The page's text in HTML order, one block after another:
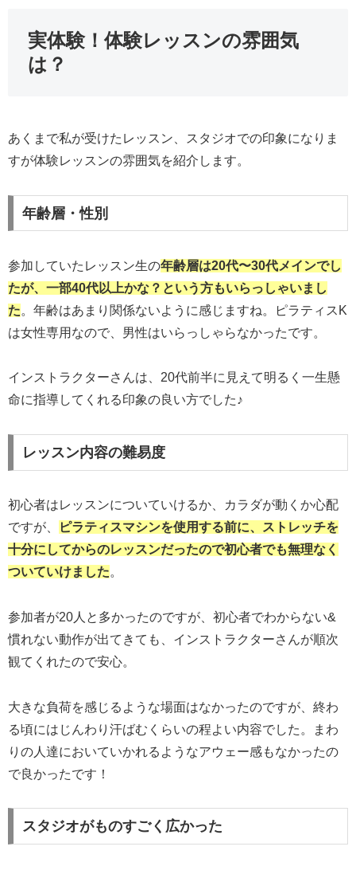
実体験！体験レッスンの雰囲気
は？
あくまで私が受けたレッスン、スタジオでの印象になりま
すが体験レッスンの雰囲気を紹介します。
年齢層・性別
参加していたレッスン生の年齢層は20代〜30代メインでし
たが、一部40代以上かな？という方もいらっしゃいまし
た。年齢はあまり関係ないように感じますね。ピラティスK
は女性専用なので、男性はいらっしゃらなかったです。
インストラクターさんは、20代前半に見えて明るく一生懸
命に指導してくれる印象の良い方でした♪
レッスン内容の難易度
初心者はレッスンについていけるか、カラダが動くか心配
ですが、
ピラティスマシンを使用する前に、ストレッチを
十分にしてからのレッスンだったので初心者でも無理なく
ついていけました。
参加者が20人と多かったのですが、初心者でわからない&
慣れない動作が出てきても、インストラクターさんが順次
観てくれたので安心。
大きな負荷を感じるような場面はなかったのですが、終わ
る頃にはじんわり汗ばむくらいの程よい内容でした。まわ
りの人達においていかれるようなアウェー感もなかったの
で良かったです！
スタジオがものすごく広かった